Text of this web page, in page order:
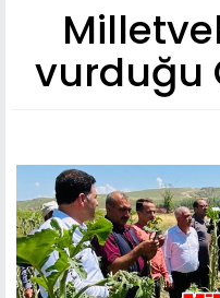
vurduğu